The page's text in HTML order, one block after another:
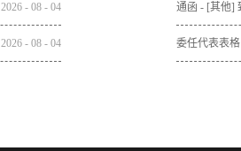
2026 - 08 - 04
2026 - 08 - 04 委任代表表格